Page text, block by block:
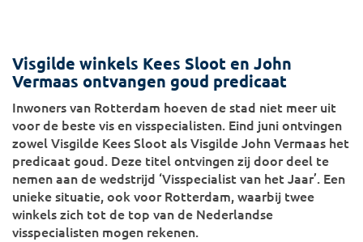
Visgilde winkels Kees Sloot en John
Vermaas ontvangen goud predicaat
Inwoners van Rotterdam hoeven de stad niet meer uit
voor de beste vis en visspecialisten. Eind juni ontvingen
zowel Visgilde Kees Sloot als Visgilde John Vermaas het
predicaat goud. Deze titel ontvingen zij door deel te
nemen aan de wedstrijd ‘Visspecialist van het Jaar’. Een
unieke situatie, ook voor Rotterdam, waarbij twee
winkels zich tot de top van de Nederlandse
visspecialisten mogen rekenen.